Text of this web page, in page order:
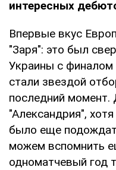
интересных
Впервые вкус
"Заря": это был
Украины с финалом
стали звездой
последний
"Александрия",
было еще
можем вспомнить
одноматчевый год